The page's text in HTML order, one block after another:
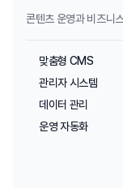
콘텐츠 운영과 비즈니
맞춤형 CMS
관리자 시스템
데이터 관리
운영 자동화